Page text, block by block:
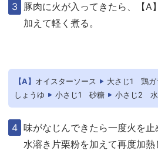
豚肉に火が入ってきたら、【A
加えて軽く煮る。
【A】 オイスターソース 大さじ1 鶏ガ
しょうゆ
小さじ1 砂糖 小さじ2 水
味がなじんできたら一度火を止
水溶き片栗粉を加えて再度加熱